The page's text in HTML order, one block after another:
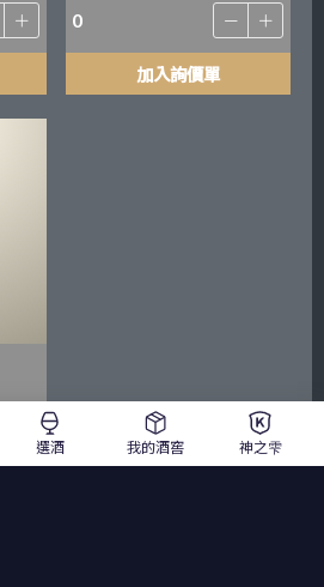
加入詢價單
選酒 我的酒窖 神之雫